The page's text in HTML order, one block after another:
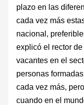
plazo en las
cada vez más
nacional,
explicó el rector
vacantes en el
personas
cada vez más,
cuando en el